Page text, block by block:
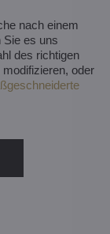
nach einem
Sie es uns
des richtigen
oder